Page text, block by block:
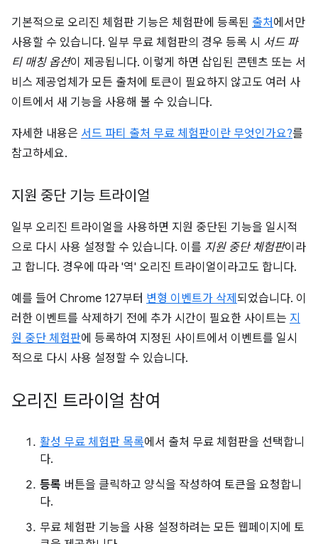
기본적으로 오리진 체험판 기능은 체험판에 등록된 출처 에서만
사용할 수 있습니다. 일부 무료 체험판의 경우 등록 시 서드 파
티 매칭 옵션이 제공됩니다. 이렇게 하면 삽입된 콘텐츠 또는 서
비스 제공업체가 모든 출처에 토큰이 필요하지 않고도 여러 사
이트에서 새 기능을 사용해 볼 수 있습니다.
자세한 내용은 서드 파티 출처 무료 체험판이란 무엇인가요?를
참고하세요.
지원 중단 기능 트라이얼
일부 오리진 트라이얼을 사용하면 지원 중단된 기능을 일시적
으로 다시 사용 설정할 수 있습니다. 이를 지원 중단 체험판이라
고 합니다. 경우에 따라 '역' 오리진 트라이얼이라고도 합니다.
예를 들어 Chrome 127부터 변형 이벤트가 삭제 되었습니다. 이
러한 이벤트를 삭제하기 전에 추가 시간이 필요한 사이트는 지
원 중단 체험판에 등록하여 지정된 사이트에서 이벤트를 일시
적으로 다시 사용 설정할 수 있습니다.
오리진 트라이얼 참여
활성 무료 체험판 목록에서 출처 무료 체험판을 선택합니
다.
등록 버튼을 클릭하고 양식을 작성하여 토큰을 요청합니
다.
무료 체험판 기능을 사용 설정하려는 모든 웹페이지에 토